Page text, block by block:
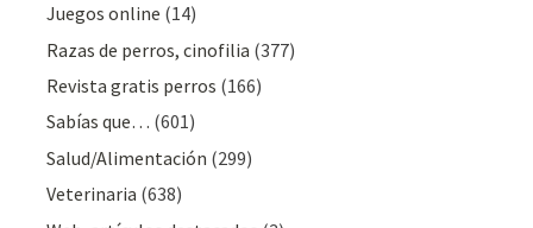
Juegos online (14)
Razas de perros, cinofilia (377)
Revista gratis perros (166)
Sabías que… (601)
Salud/Alimentación (299)
Veterinaria (638)